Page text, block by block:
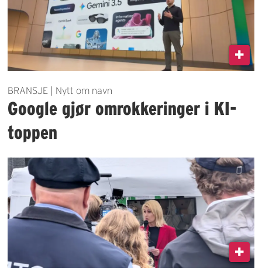
BRANSJE | Nytt om navn
Google gjør omrokkeringer i KI-
toppen